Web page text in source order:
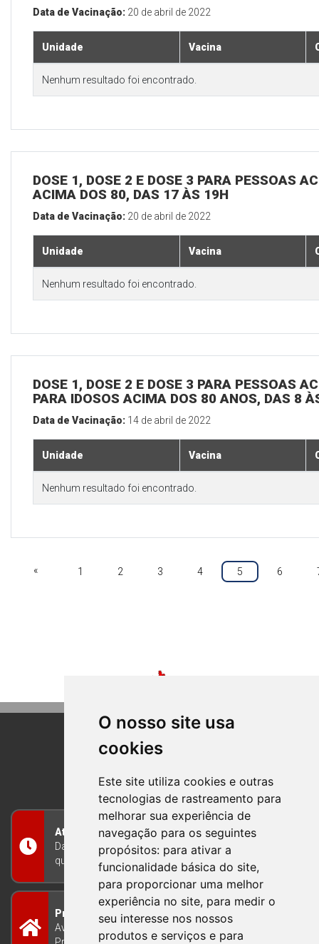
O nosso site usa
cookies
Este site utiliza cookies e outras
tecnologias de rastreamento para
melhorar sua experiência de
navegação para os seguintes
propósitos: para ativar a
funcionalidade básica do site,
para proporcionar uma melhor
experiência no site, para medir o
seu interesse nos nossos
produtos e serviços e para
Data de Vacinação: 20 de abril de 2022
Unidade Vacina
Nenhum resultado foi encontrado.
DOSE 1, DOSE 2 E DOSE 3 PARA PESSOAS
ACIMA DOS 80, DAS 17 ÀS 19H
Data de Vacinação: 20 de abril de 2022
Unidade Vacina
Nenhum resultado foi encontrado.
DOSE 1, DOSE 2 E DOSE 3 PARA PESSOAS
PARA IDOSOS ACIMA DOS 80 ANOS, DAS 8
Data de Vacinação: 14 de abril de 2022
Unidade Vacina
Nenhum resultado foi encontrado.
« 1 2 3 4 5 6
BOM PRINCIPIO
RIO GRANDE DO SUL
Atendimento
Das 8h às 12h e das 13h às 17h30, de segunda a
quinta-feira, e nas sextas-feiras das 7h às 13h
Prefeitura Municipal
Avenida Guilherme Winter 65 - Centro Bom